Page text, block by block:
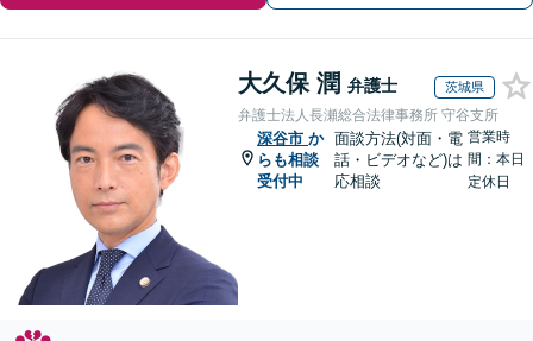
大久保 潤 弁護士 茨城県
弁護士法人長瀬総合法律事務所 守谷支所
深谷市 か
らも相談
受付中
面談方法(対面・電
話・ビデオなど)は
応相談
営業時
間：本日
定休日